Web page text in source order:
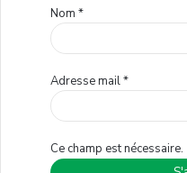
Nom *
Adresse mail*
Ce champ est nécessaire.